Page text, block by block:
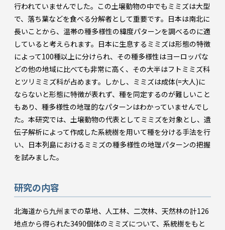
行われていませんでした。この土壌動物の中でもミミズは大型
で、落ち葉などを食べる分解者として重要です。日本は南北に
長いことから、温帯の種多様性の緯度パターンを調べるのに適
していると考えられます。日本に生息するミミズは形態の特徴
によって100種以上に分けられ、その種多様性はヨーロッパな
どの他の地域に比べても非常に高く、その大半はフトミミズ科
とツリミミズ科が占めます。しかし、ミミズは成体(=大人)に
ならないと形態に特徴が表れず、種を同定するのが難しいこと
もあり、種多様性の地理的なパターンはわかっていませんでし
た。本研究では、土壌動物の代表としてミミズを対象とし、遺
伝子解析によって作成した系統樹を用いて種を分ける手法を行
い、日本列島におけるミミズの種多様性の地理パターンの把握
を試みました。
研究の内容
北海道から九州までの草地、人工林、二次林、天然林の計126
地点から得られた3490個体のミミズについて、系統樹をもと